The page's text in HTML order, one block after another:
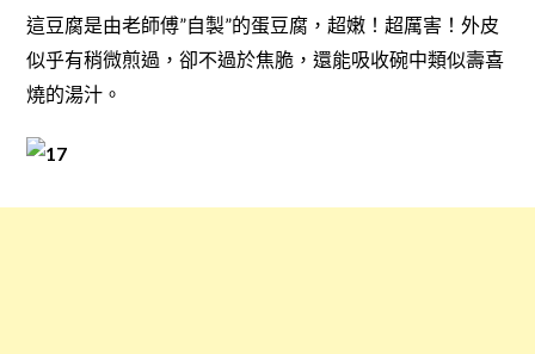
這豆腐是由老師傅”自製”的蛋豆腐，超嫩！超厲害！外皮
似乎有稍微煎過，卻不過於焦脆，還能吸收碗中類似壽喜
燒的湯汁。